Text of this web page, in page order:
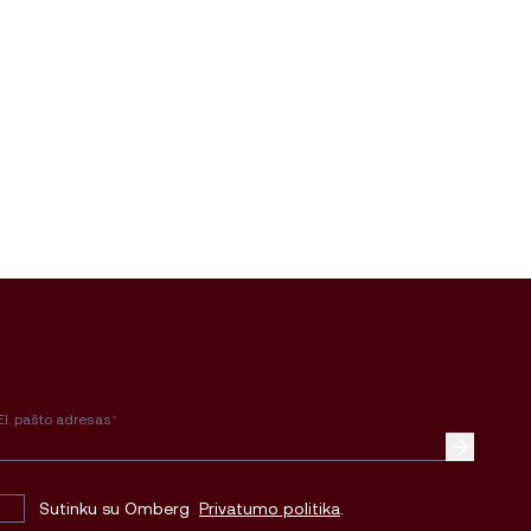
pašto adresas*
Sutinku su Omberg Privatumo politika.